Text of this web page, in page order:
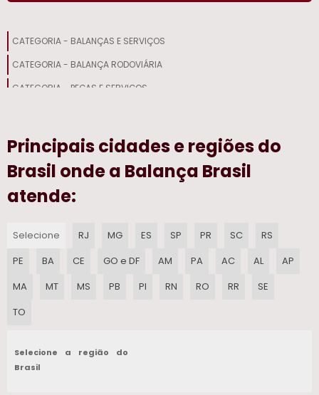
ETIQUETA TERMICA PARA IMPRESSORA
PECAS PARA MOEDOR DE CARNE MANUAL
FACA MOEDOR DE CARNE
DISCO PARA MOEDOR DE CARNE MANUAL
SERRA FITA CAF PRECO
SERRA FITA CAF
CATEGORIA - BALANÇAS E SERVIÇOS
CATEGORIA - BALANÇA RODOVIÁRIA
CATEGORIA - PEÇAS E SERVIÇOS
Principais cidades e regiões do
Brasil onde a Balança Brasil
atende:
Selecione RJ MG ES SP PR SC
RS
PE
BA CE GO e DF AM PA AC AL
AP
MA
MT MS PB PI RN RO RR
SE
TO
Selecione a região do
Brasil